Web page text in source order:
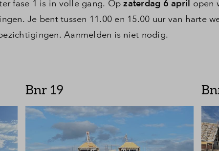
fase 1 is in volle gang. Opzaterdag 6 april
open
Je bent tussen 11.00 en 15.00 uur van harte
Aanmelden is niet nodig.
Bnr 19